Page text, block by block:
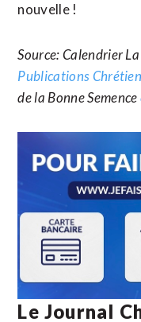
nouvelle !
Source: Calendrier
Publications
de la Bonne Semence
Le Journal